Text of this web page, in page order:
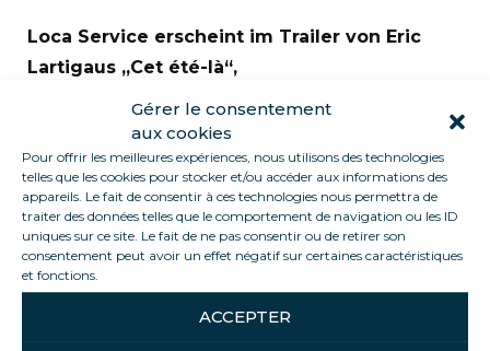
Gérer le consentement
aux cookies
Pour offrir les meilleures expériences, nous utilisons des technologies
telles que les cookies pour stocker et/ou accéder aux informations des
appareils. Le fait de consentir à ces technologies nous permettra de
traiter des données telles que le comportement de navigation ou les ID
uniques sur ce site. Le fait de ne pas consentir ou de retirer son
consentement peut avoir un effet négatif sur certaines caractéristiques
et fonctions.
ACCEPTER
Loca Service erscheint im Trailer von Eric
Lartigaus „Cet été-là“,
Die Dreharbeiten fanden in Hossegor statt,
wo unsere Möbel von der Produktionsfirma
Trésor Films gemietet wurden.
Wir lassen uns finden: